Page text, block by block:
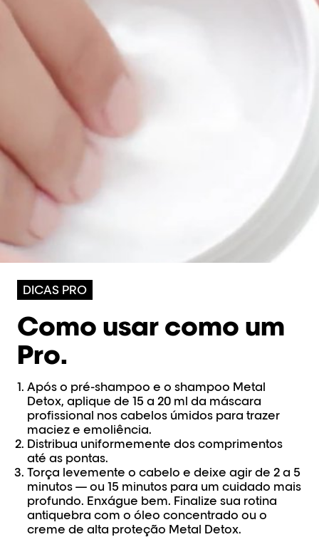
DICAS PRO​
Como usar como um
Pro.​
Após o pré-shampoo e o shampoo Metal
Detox, aplique de 15 a 20 ml da máscara
profissional nos cabelos úmidos para trazer
maciez e emoliência.
Distribua uniformemente dos comprimentos
até as pontas.
Torça levemente o cabelo e deixe agir de 2 a 5
minutos — ou 15 minutos para um cuidado mais
profundo. Enxágue bem. Finalize sua rotina
antiquebra com o óleo concentrado ou o
creme de alta proteção Metal Detox.